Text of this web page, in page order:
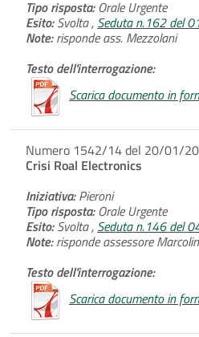
Tipo risposta:Orale Urgente
Esito:Svolta , Seduta n.162 del
Note:risponde ass. Mezzolani
Testo dell'interrogazione:
Scarica documento in
Numero 1542/14 del 20/01/
Crisi Roal Electronics
Iniziativa:Pieroni
Tipo risposta:Orale Urgente
Esito:Svolta , Seduta n.146 del
Note:risponde assessore
Testo dell'interrogazione:
Scarica documento in